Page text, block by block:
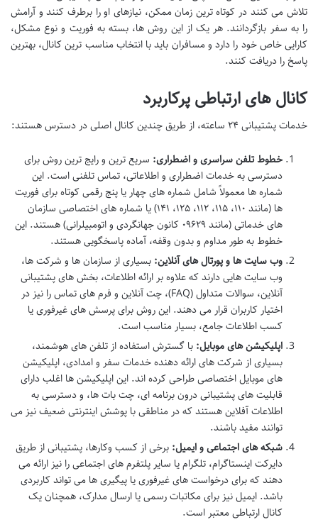
تلاش می کنند در کوتاه ترین زمان ممکن، نیازهای او را برطرف کنند و آرامش
را به سفر بازگردانند. هر یک از این روش ها، بسته به فوریت و نوع مشکل،
کارایی خاص خود را دارد و مسافران باید با انتخاب مناسب ترین کانال، بهترین
پاسخ را دریافت کنند.
کانال های ارتباطی پرکاربرد
خدمات پشتیبانی ۲۴ ساعته، از طریق چندین کانال اصلی در دسترس هستند:
خطوط تلفن سراسری و اضطراری: سریع ترین و رایج ترین روش برای
دسترسی به خدمات اضطراری و اطلاعاتی، تماس تلفنی است. این
شماره ها معمولاً شامل شماره های چهار یا پنج رقمی کوتاه برای فوریت
ها (مانند ۱۱۰، ۱۱۵، ۱۱۲، ۱۲۵، ۱۴۱) یا شماره های اختصاصی سازمان
های خدماتی (مانند ۰۹۶۲۹ کانون جهانگردی و اتومبیلرانی) هستند. این
خطوط به طور مداوم و بدون وقفه، آماده پاسخگویی هستند.
وب سایت ها و پورتال های آنلاین: بسیاری از سازمان ها و شرکت ها،
وب سایت هایی دارند که علاوه بر ارائه اطلاعات، بخش های پشتیبانی
آنلاین، سوالات متداول (FAQ)، چت آنلاین و فرم های تماس را نیز در
اختیار کاربران قرار می دهند. این روش برای پرسش های غیرفوری یا
کسب اطلاعات جامع، بسیار مناسب است.
اپلیکیشن های موبایل: با گسترش استفاده از تلفن های هوشمند،
بسیاری از شرکت های ارائه دهنده خدمات سفر و امدادی، اپلیکیشن
های موبایل اختصاصی طراحی کرده اند. این اپلیکیشن ها اغلب دارای
قابلیت های پشتیبانی درون برنامه ای، چت بات ها، و دسترسی به
اطلاعات آفلاین هستند که در مناطقی با پوشش اینترنتی ضعیف نیز می
توانند مفید باشند.
شبکه های اجتماعی و ایمیل: برخی از کسب وکارها، پشتیبانی از طریق
دایرکت اینستاگرام، تلگرام یا سایر پلتفرم های اجتماعی را نیز ارائه می
دهند که برای درخواست های غیرفوری یا پیگیری ها می تواند کاربردی
باشد. ایمیل نیز برای مکاتبات رسمی یا ارسال مدارک، همچنان یک
کانال ارتباطی معتبر است.